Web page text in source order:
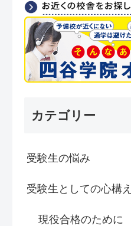
カテゴリー
受験生の悩み
受験生としての心構え
現役合格のために